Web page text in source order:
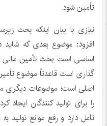
تأمین شود.
نیازی با بیان اینکه بحث
افزود: موضوع بعدی که
اساسی است بحث تأمین مالی
گذاری است قاعدتاً موضوع
اصلی است؛ موضوعات دیگری
را برای تولید کنندگان ایجاد
تأمل دارد و رفع موانع تولید